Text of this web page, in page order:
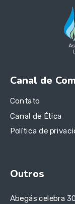
Canal de
Contato
Canal de Ética
Política de
Outros
Abegás celebra